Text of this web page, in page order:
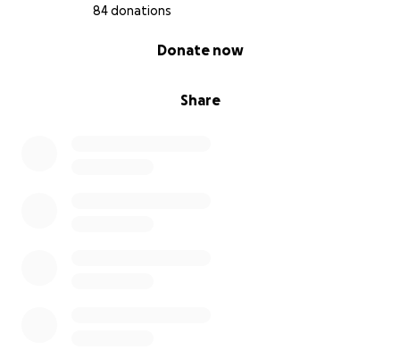
84 donations
Share
Donate now